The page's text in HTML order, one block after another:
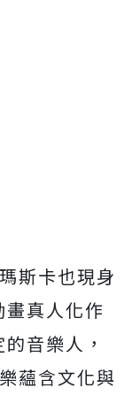
斯卡也現身
真人化作
音樂人，
蘊含文化與